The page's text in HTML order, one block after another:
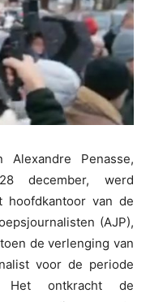
Alexandre Penasse,
december, werd
hoofdkantoor van de
(AJP),
de verlenging van
voor de periode
Het ontkracht de